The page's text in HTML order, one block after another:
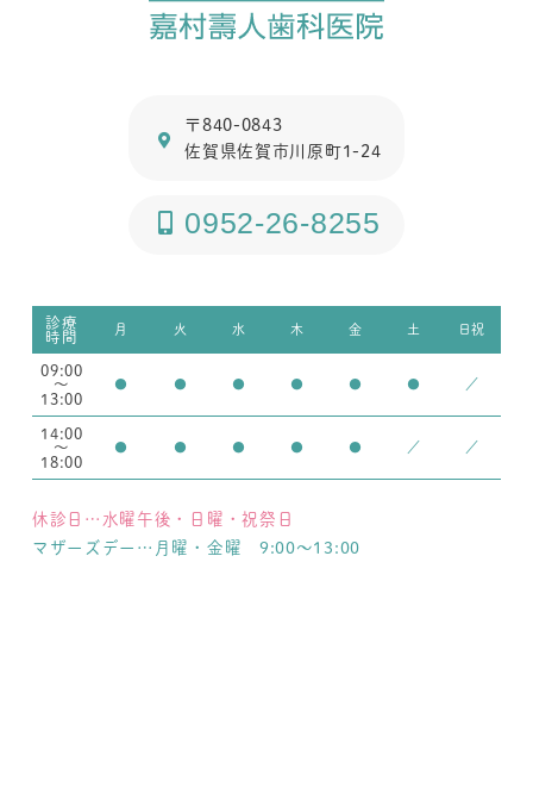
〒840-0843
佐賀県佐賀市川原町1-24
0952-26-8255
診療
時間 月 火 水 木 金 土 日祝
09:00
～
13:00
● ● ● ● ● ● ／
14:00
～
18:00
● ● ● ● ● ／ ／
休診日…水曜午後・日曜・祝祭日
マザーズデー…月曜・金曜 9:00～13:00